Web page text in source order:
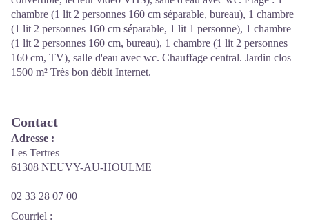
chambre (1 lit 2 personnes 160 cm séparable, bureau), 1 chambre
(1 lit 2 personnes 160 cm séparable, 1 lit 1 personne), 1 chambre
(1 lit 2 personnes 160 cm, bureau), 1 chambre (1 lit 2 personnes
160 cm, TV), salle d'eau avec wc. Chauffage central. Jardin clos
1500 m² Très bon débit Internet.
Contact
Adresse :
Les Tertres
61308 NEUVY-AU-HOULME
02 33 28 07 00
Courriel :